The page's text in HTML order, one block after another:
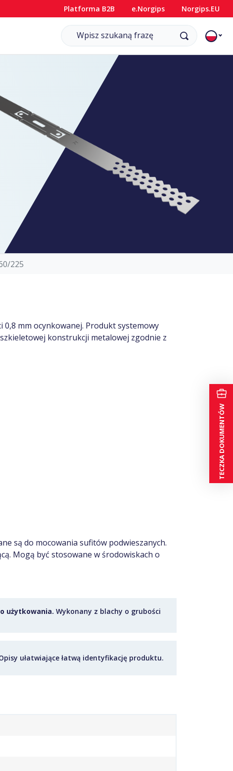
Platforma B2B e.Norgips Norgips.EU
225
mm ocynkowanej. Produkt systemowy
konstrukcji metalowej zgodnie z
są do mocowania sufitów podwieszanych.
Mogą być stosowane w środowiskach o
użytkowania. Wykonany z blachy o grubości
ułatwiające łatwą identyfikację produktu.
TECZKA DOKUMENTÓW